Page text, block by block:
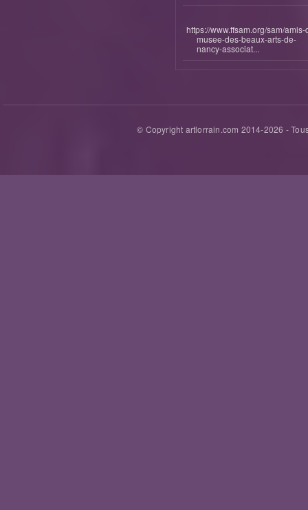
https://www.ffsam.org/sam/amis-
musee-des-beaux-arts-de-
nancy-associat...
© Copyright artlorrain.com 2014-2026 -